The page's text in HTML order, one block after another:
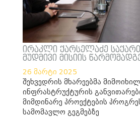
ირაკლი ქარსელაძე
მუდმივი მისიის
26 მარტი 2025
შეხვედრის მხარეებმა
ინფრასტრუქტურის
მიმდინარე პროექტების
სამომავლო გეგმებზე